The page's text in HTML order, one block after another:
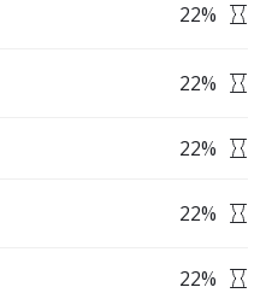
22%
22%
22%
22%
22%